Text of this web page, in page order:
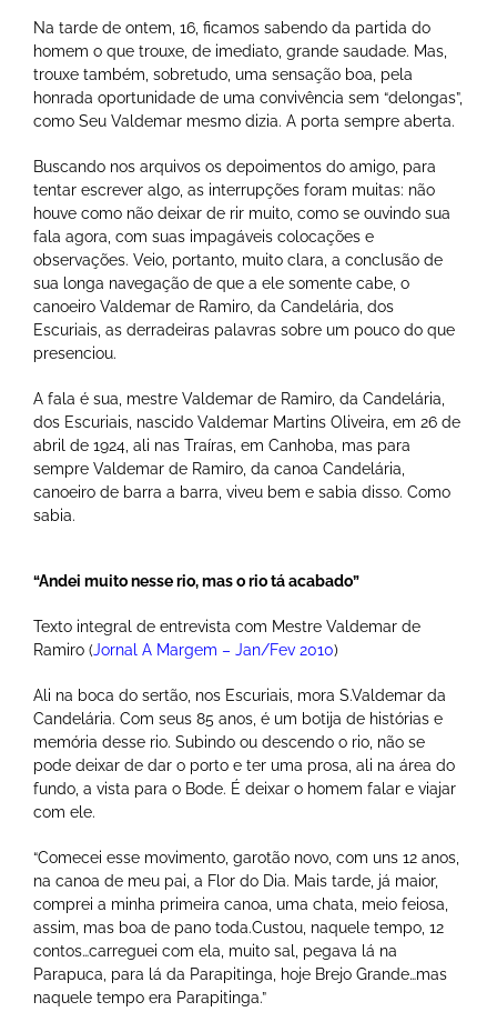
Na tarde de ontem, 16, ficamos sabendo da partida do
homem o que trouxe, de imediato, grande saudade. Mas,
trouxe também, sobretudo, uma sensação boa, pela
honrada oportunidade de uma convivência sem “delongas”,
como Seu Valdemar mesmo dizia. A porta sempre aberta.
Buscando nos arquivos os depoimentos do amigo, para
tentar escrever algo, as interrupções foram muitas: não
houve como não deixar de rir muito, como se ouvindo sua
fala agora, com suas impagáveis colocações e
observações. Veio, portanto, muito clara, a conclusão de
sua longa navegação de que a ele somente cabe, o
canoeiro Valdemar de Ramiro, da Candelária, dos
Escuriais, as derradeiras palavras sobre um pouco do que
presenciou.
A fala é sua, mestre Valdemar de Ramiro, da Candelária,
dos Escuriais, nascido Valdemar Martins Oliveira, em 26 de
abril de 1924, ali nas Traíras, em Canhoba, mas para
sempre Valdemar de Ramiro, da canoa Candelária,
canoeiro de barra a barra, viveu bem e sabia disso. Como
sabia.
“Andei muito nesse rio, mas o rio tá acabado”
Texto integral de entrevista com Mestre Valdemar de
Ramiro (Jornal A Margem – Jan/Fev 2010)
Ali na boca do sertão, nos Escuriais, mora S.Valdemar da
Candelária. Com seus 85 anos, é um botija de histórias e
memória desse rio. Subindo ou descendo o rio, não se
pode deixar de dar o porto e ter uma prosa, ali na área do
fundo, a vista para o Bode. É deixar o homem falar e viajar
com ele.
“Comecei esse movimento, garotão novo, com uns 12 anos,
na canoa de meu pai, a Flor do Dia. Mais tarde, já maior,
comprei a minha primeira canoa, uma chata, meio feiosa,
assim, mas boa de pano toda.Custou, naquele tempo, 12
contos…carreguei com ela, muito sal, pegava lá na
Parapuca, para lá da Parapitinga, hoje Brejo Grande…mas
naquele tempo era Parapitinga.”